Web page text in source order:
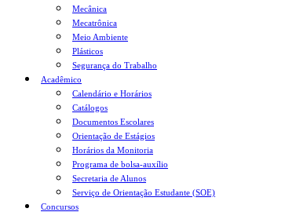
Mecânica
Mecatrônica
Meio Ambiente
Plásticos
Segurança do Trabalho
Acadêmico
Calendário e Horários
Catálogos
Documentos Escolares
Orientação de Estágios
Horários da Monitoria
Programa de bolsa-auxílio
Secretaria de Alunos
Serviço de Orientação Estudante (SOE)
Concursos